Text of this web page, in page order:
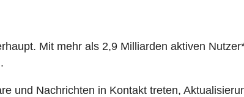
Mit mehr als 2,9 Milliarden aktiven
und Nachrichten in Kontakt treten,